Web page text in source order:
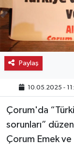
Paylaş
10.05.2025 -
Çorum'da
sorunları”
Çorum Emek
Laçin
Mecitözü
Oğuzlar
Ortaköy
Osmancık